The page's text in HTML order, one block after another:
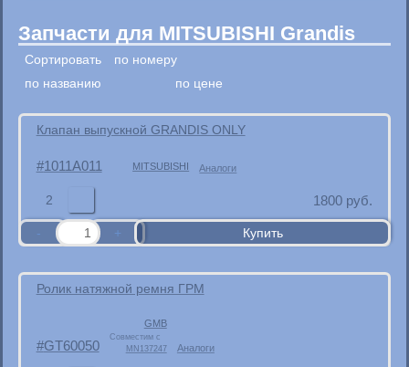
Запчасти для MITSUBISHI Grandis
Сортировать
по номеру
по названию
по цене
Клапан выпускной GRANDIS ONLY
1011A011 MITSUBISHI Аналоги
2 1800 руб.
Ролик натяжной ремня ГРМ
GT60050
GMB
Совместим с
MN137247
Аналоги